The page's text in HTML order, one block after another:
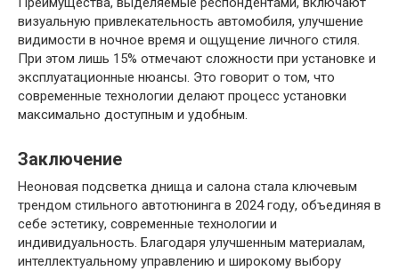
визуальную привлекательность автомобиля, улучшение
видимости в ночное время и ощущение личного стиля.
При этом лишь 15% отмечают сложности при установке и
эксплуатационные нюансы. Это говорит о том, что
современные технологии делают процесс установки
максимально доступным и удобным.
Заключение
Неоновая подсветка днища и салона стала ключевым
трендом стильного автотюнинга в 2024 году, объединяя в
себе эстетику, современные технологии и
индивидуальность. Благодаря улучшенным материалам,
интеллектуальному управлению и широкому выбору